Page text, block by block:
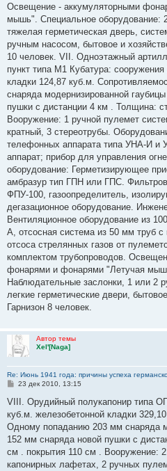
Освещение - аккумуляторными
мышь". Специальное оборудование:
тяжелая герметическая дверь,
ручным насосом, бытовое и
10 человек. VII. Одноэтажный
пункт типа М1 Кубатура:
кладки 124,87 куб.м.
снаряда модернизированной
пушки с дистанции 4 км . Толщина:
Вооружение: 1 ручной пулемет
кратный, 3 стереотрубы.
телефонных аппарата типа УНА-И
аппарат; прибор для управления
оборудование: Герметизирующее
амбразур тип ГПН или ГПС.
ФПУ-100, газоопределитель,
дегазационное оборудование.
Вентиляционное оборудование из
А, отсосная система из 50 мм труб
отсоса стрелянных газов от
комплектом трубопроводов.
фонарями и фонарями "Летучая
Наблюдательные заслонки, 1 или 2
легкие герметические двери,
Гарнизон 8 человек.
Автор темы
Xel'[Naga]
Re: Июнь 1941 года: причины успеха
С
о
щ
е
н
и
е
23 дек 2010, 13:15
VIII. Орудийный полукапонир типа
куб.м. железобетонной кладки
Одному попаданию 203 мм снаряда
152 мм снаряда новой пушки с
см . покрытия 110 см . Вооружение:
капонирных лафетах, 2 ручных